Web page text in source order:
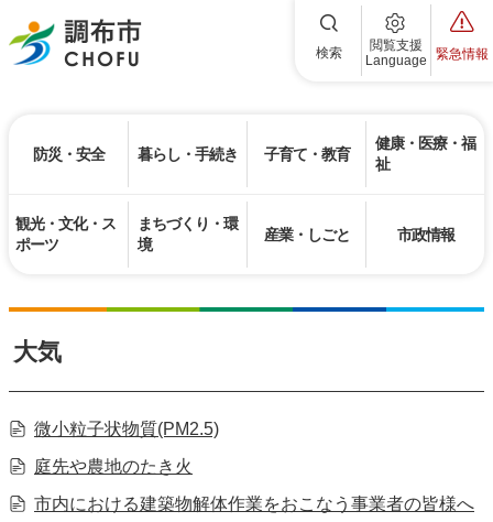
調布市 検索
閲覧支援
Language
緊急情報
防災・安全 暮らし・手続き 子育て・教育
健康・医療・福
祉
観光・文化・ス
ポーツ
まちづくり・環
境
産業・しごと 市政情報
大気
微小粒子状物質(PM2.5)
庭先や農地のたき火
市内における建築物解体作業をおこなう事業者の皆様へ